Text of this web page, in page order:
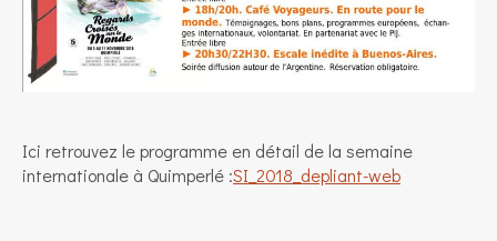
Ici retrouvez le programme en détail de la semaine
internationale à Quimperlé :SI_2018_depliant-web